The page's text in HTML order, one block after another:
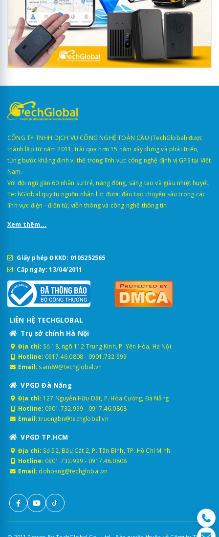
CÔNG TY TNHH DỊCH VỤ CÔNG NGHỆ TOÀN CẦU (TechGlobal) được
thành lập từ năm 2011, trải qua hơn 15 năm xây dựng và phát triển,
từng bước khẳng định vị thế trong lĩnh vực công nghệ định vị GPS tại Việt
Nam.
Với đội ngũ gần 60 nhân sự trẻ, năng động, sáng tạo và giàu nhiệt huyết,
TechGlobal quy tụ nguồn nhân lực được đào tạo chuyên sâu trong các
lĩnh vực điện - điện tử, viễn thông và công nghệ thông tin.
Xem thêm...
Giấy phép ĐKKD: 0105252565
Cấp ngày: 13/04/2011
LIÊN HỆ TECHGLOBAL
Trụ sở chính Hà Nội
Địa chỉ: Số 18, ngõ 112 Trung Kính, P. Yên Hòa, Hà Nội.
Hotline: 0917.46.0808- 0901.732.999
Email: sam89@techglobal.vn
VPGD Đà Nẵng
Địa chỉ: 127 Nguyễn Hữu Dật, P. Hòa Cường, Đà Nẵng
Hotline: 0901.732.999 - 0917.46.0808
Email: truongbn@techglobal.vn
VPGD TP.HCM
Địa chỉ: Số 52, Bàu Cát 2, P. Tân Bình, TP. Hồ Chí Minh
Hotline: 0901.732.999 - 0917.46.0808
Email: dohoang@techglobal.vn